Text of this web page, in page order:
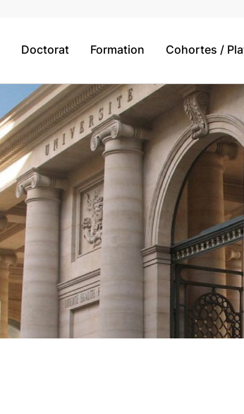
Doctorat Formation Cohortes /